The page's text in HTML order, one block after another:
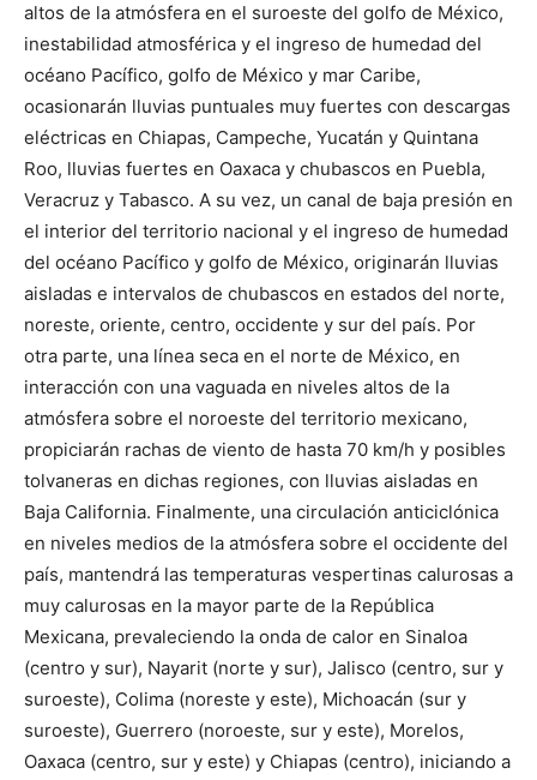
altos de la atmósfera en el suroeste del golfo de México,
inestabilidad atmosférica y el ingreso de humedad del
océano Pacífico, golfo de México y mar Caribe,
ocasionarán lluvias puntuales muy fuertes con descargas
eléctricas en Chiapas, Campeche, Yucatán y Quintana
Roo, lluvias fuertes en Oaxaca y chubascos en Puebla,
Veracruz y Tabasco. A su vez, un canal de baja presión en
el interior del territorio nacional y el ingreso de humedad
del océano Pacífico y golfo de México, originarán lluvias
aisladas e intervalos de chubascos en estados del norte,
noreste, oriente, centro, occidente y sur del país. Por
otra parte, una línea seca en el norte de México, en
interacción con una vaguada en niveles altos de la
atmósfera sobre el noroeste del territorio mexicano,
propiciarán rachas de viento de hasta 70 km/h y posibles
tolvaneras en dichas regiones, con lluvias aisladas en
Baja California. Finalmente, una circulación anticiclónica
en niveles medios de la atmósfera sobre el occidente del
país, mantendrá las temperaturas vespertinas calurosas a
muy calurosas en la mayor parte de la República
Mexicana, prevaleciendo la onda de calor en Sinaloa
(centro y sur), Nayarit (norte y sur), Jalisco (centro, sur y
suroeste), Colima (noreste y este), Michoacán (sur y
suroeste), Guerrero (noroeste, sur y este), Morelos,
Oaxaca (centro, sur y este) y Chiapas (centro), iniciando a